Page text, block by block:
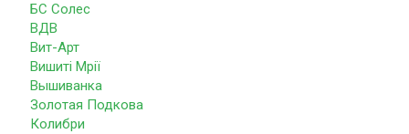
БС Солес
ВДВ
Вит-Арт
Вишиті Мрії
Вышиванка
Золотая Подкова
Колибри